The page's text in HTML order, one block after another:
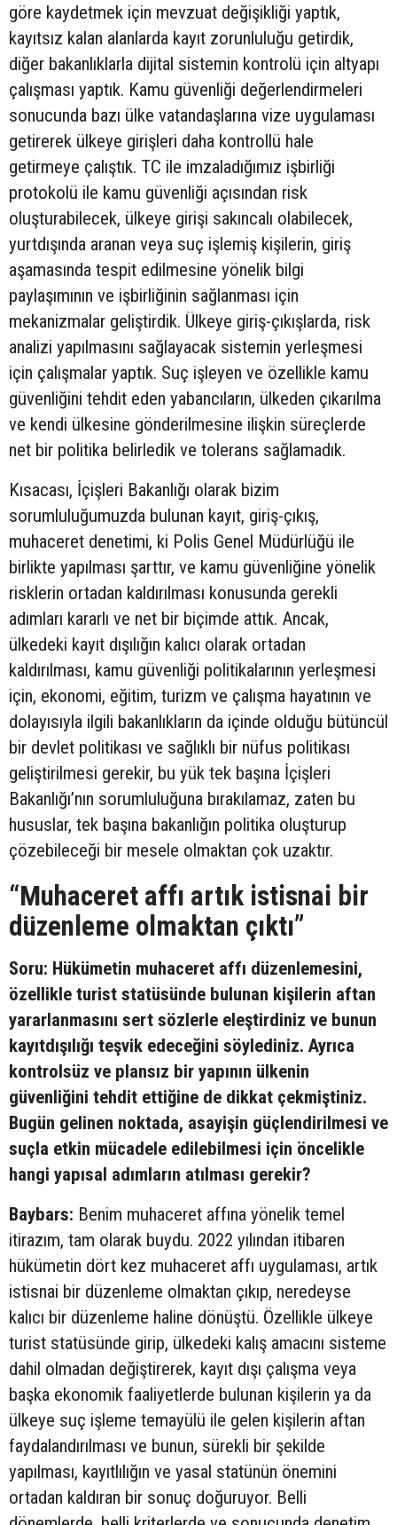
göre kaydetmek için mevzuat değişikliği yaptık,
kayıtsız kalan alanlarda kayıt zorunluluğu getirdik,
diğer bakanlıklarla dijital sistemin kontrolü için altyapı
çalışması yaptık. Kamu güvenliği değerlendirmeleri
sonucunda bazı ülke vatandaşlarına vize uygulaması
getirerek ülkeye girişleri daha kontrollü hale
getirmeye çalıştık. TC ile imzaladığımız işbirliği
protokolü ile kamu güvenliği açısından risk
oluşturabilecek, ülkeye girişi sakıncalı olabilecek,
yurtdışında aranan veya suç işlemiş kişilerin, giriş
aşamasında tespit edilmesine yönelik bilgi
paylaşımının ve işbirliğinin sağlanması için
mekanizmalar geliştirdik. Ülkeye giriş-çıkışlarda, risk
analizi yapılmasını sağlayacak sistemin yerleşmesi
için çalışmalar yaptık. Suç işleyen ve özellikle kamu
güvenliğini tehdit eden yabancıların, ülkeden çıkarılma
ve kendi ülkesine gönderilmesine ilişkin süreçlerde
net bir politika belirledik ve tolerans sağlamadık.
Kısacası, İçişleri Bakanlığı olarak bizim
sorumluluğumuzda bulunan kayıt, giriş-çıkış,
muhaceret denetimi, ki Polis Genel Müdürlüğü ile
birlikte yapılması şarttır, ve kamu güvenliğine yönelik
risklerin ortadan kaldırılması konusunda gerekli
adımları kararlı ve net bir biçimde attık. Ancak,
ülkedeki kayıt dışılığın kalıcı olarak ortadan
kaldırılması, kamu güvenliği politikalarının yerleşmesi
için, ekonomi, eğitim, turizm ve çalışma hayatının ve
dolayısıyla ilgili bakanlıkların da içinde olduğu bütüncül
bir devlet politikası ve sağlıklı bir nüfus politikası
geliştirilmesi gerekir, bu yük tek başına İçişleri
Bakanlığı’nın sorumluluğuna bırakılamaz, zaten bu
hususlar, tek başına bakanlığın politika oluşturup
çözebileceği bir mesele olmaktan çok uzaktır.
“Muhaceret affı artık istisnai bir
düzenleme olmaktan çıktı”
Soru: Hükümetin muhaceret affı düzenlemesini,
özellikle turist statüsünde bulunan kişilerin aftan
yararlanmasını sert sözlerle eleştirdiniz ve bunun
kayıtdışılığı teşvik edeceğini söylediniz. Ayrıca
kontrolsüz ve plansız bir yapının ülkenin
güvenliğini tehdit ettiğine de dikkat çekmiştiniz.
Bugün gelinen noktada, asayişin güçlendirilmesi ve
suçla etkin mücadele edilebilmesi için öncelikle
hangi yapısal adımların atılması gerekir?
Baybars: Benim muhaceret affına yönelik temel
itirazım, tam olarak buydu. 2022 yılından itibaren
hükümetin dört kez muhaceret affı uygulaması, artık
istisnai bir düzenleme olmaktan çıkıp, neredeyse
kalıcı bir düzenleme haline dönüştü. Özellikle ülkeye
turist statüsünde girip, ülkedeki kalış amacını sisteme
dahil olmadan değiştirerek, kayıt dışı çalışma veya
başka ekonomik faaliyetlerde bulunan kişilerin ya da
ülkeye suç işleme temayülü ile gelen kişilerin aftan
faydalandırılması ve bunun, sürekli bir şekilde
yapılması, kayıtlılığın ve yasal statünün önemini
ortadan kaldıran bir sonuç doğuruyor. Belli